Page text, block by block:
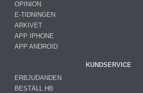
OPINION
E-TIDNINGEN
ARKIVET
APP IPHONE
APP ANDROID
KUNDSERVICE
ERBJUDANDEN
BESTÄLL HB